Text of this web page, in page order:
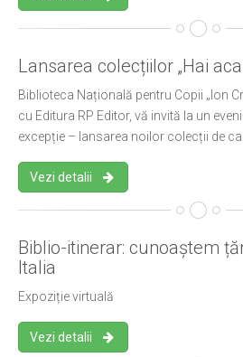
Lansarea colecțiilor „Hai
Biblioteca Națională pentru Copii „Ion
cu Editura RP Editor, vă invită la un
excepție – lansarea noilor colecții de
Vezi detalii
Biblio-itinerar: cunoaștem
Italia
Expoziție virtuală
Vezi detalii